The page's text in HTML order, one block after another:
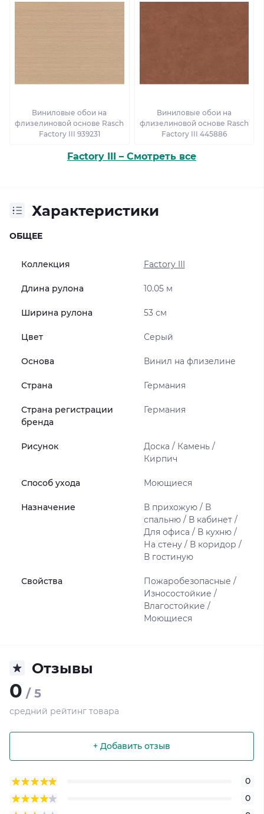
Виниловые обои на
флизелиновой основе Rasch
Factory III 939231
Виниловые обои на
флизелиновой основе Rasch
Factory III 445886
Factory III – Смотреть все
Характеристики
ОБЩЕЕ
Коллекция Factory III
Длина рулона 10.05 м
Ширина рулона 53 см
Цвет Серый
Основа Винил на флизелине
Страна Германия
Страна регистрации
бренда
Германия
Рисунок
Доска / Камень /
Кирпич
Способ ухода Моющиеся
Назначение
В прихожую / В
спальню / В кабинет /
Для офиса / В кухню /
На стену / В коридор /
В гостиную
Свойства
Пожаробезопасные /
Износостойкие /
Влагостойкие /
Моющиеся
Отзывы
0 / 5
средний рейтинг товара
+ Добавить отзыв
0
0